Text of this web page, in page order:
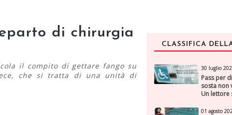
di chirurgia
il compito di gettare fango su
che si tratta di una unità di
CLASSIFICA
30 luglio
Pass per
sosta non
Un lettore
01 agosto